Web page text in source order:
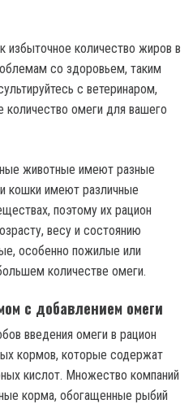
избыточное количество жиров в
со здоровьем, таким
с ветеринаром,
количество омеги для вашего
животные имеют разные
кошки имеют различные
поэтому их рацион
весу и состоянию
особенно пожилые или
количестве омеги.
с добавлением омеги
введения омеги в рацион
кормов, которые содержат
кислот. Множество компаний
корма, обогащенные рыбий